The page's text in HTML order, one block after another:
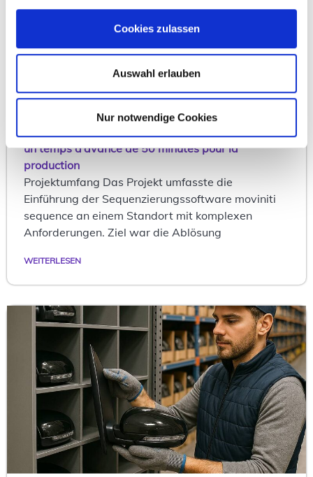
Cookies zulassen
Auswahl erlauben
Nur notwendige Cookies
un temps d’avance de 50 minutes pour la
production
Projektumfang Das Projekt umfasste die
Einführung der Sequenzierungssoftware moviniti
sequence an einem Standort mit komplexen
Anforderungen. Ziel war die Ablösung
WEITERLESEN